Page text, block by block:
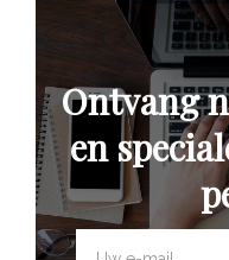
Ontvang
en